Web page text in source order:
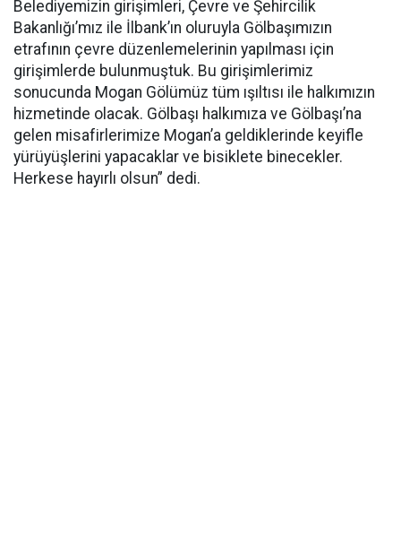
Belediyemizin girişimleri, Çevre ve Şehircilik
Bakanlığı’mız ile İlbank’ın oluruyla Gölbaşımızın
etrafının çevre düzenlemelerinin yapılması için
girişimlerde bulunmuştuk. Bu girişimlerimiz
sonucunda Mogan Gölümüz tüm ışıltısı ile halkımızın
hizmetinde olacak. Gölbaşı halkımıza ve Gölbaşı’na
gelen misafirlerimize Mogan’a geldiklerinde keyifle
yürüyüşlerini yapacaklar ve bisiklete binecekler.
Herkese hayırlı olsun” dedi.